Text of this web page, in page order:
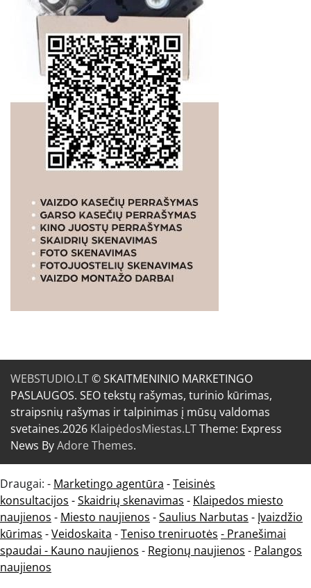
WEBSTUDIO.LT© SKAITMENINIO MARKETINGO
PASLAUGOS. SEO tekstų rašymas, turinio kūrimas,
straipsnių rašymas ir talpinimas į mūsų valdomas
svetaines.2026 KlaipėdosMiestas.LTTheme: Express
News ByAdore Themes.
Draugai: - Marketingo agentūra -Teisinės
konsultacijos -Skaidrių skenavimas - Klaipedos miesto
naujienos - Miesto naujienos -Saulius Narbutas - Įvaizdžio
kūrimas -Veidoskaita -Teniso treniruotės - Pranešimai
spaudai - Kauno naujienos - Regionų naujienos - Palangos
naujienos